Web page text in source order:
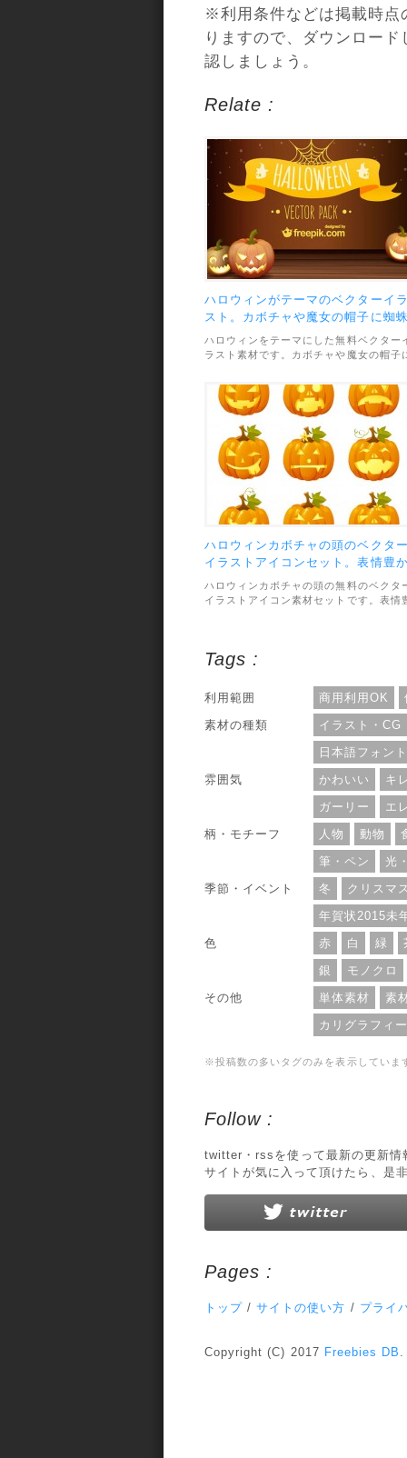
※利用条件などは掲載時点
りますので、ダウンロー
認しましょう。
Relate :
ハロウィンがテーマのベクターイ
スト。カボチャや魔女の帽子に蜘
など。
ハロウィンをテーマにした無料ベクター
ラスト素材です。カボチャや魔女の帽子
ーフがたくさん収録されています。素材
ファイル形式はAIとPNGで、利用範囲に
ついては、個人・商用利用問わずOKとな
っています。
ハロウィンカボチャの頭のベクタ
イラストアイコンセット。表情豊
な可愛いデザイン。
ハロウィンカボチャの頭の無料のベクタ
イラストアイコン素材セットです。表情
ずOKとなっています。
Tags :
利用範囲 商用利用OK
素材の種類
イラスト・CG
日本語フォン
雰囲気
かわいい
キ
ガーリー
エ
柄・モチーフ
人物 動物
筆・ペン
光
季節・イベント
冬
クリスマ
年賀状2015未
色
赤 白 緑
銀
モノクロ
その他
単体素材
素
カリグラフィ
※投稿数の多いタグのみを表示していま
Follow :
twitter・rssを使って最新の更新情
サイトが気に入って頂けたら、是
Pages :
トップ /サイトの使い方 / プライ
Copyright (C) 2017 Freebies DB .